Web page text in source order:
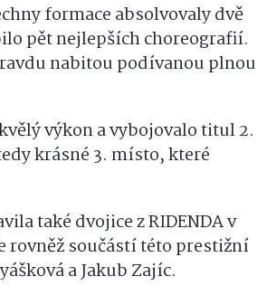
formace absolvovaly dvě
pět nejlepších choreografií.
nabitou podívanou plnou
výkon a vybojovalo titul 2.
krásné 3. místo, které
také dvojice z RIDENDA v
rovněž součástí této prestižní
a Jakub Zajíc.